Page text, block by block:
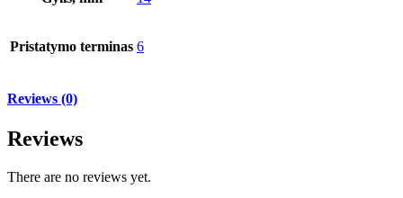
Pristatymo terminas 6
Reviews (0)
Reviews
There are no reviews yet.